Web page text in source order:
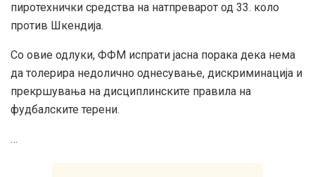
пиротехнички средства на натпреварот од 33. коло
против Шкендија.
Со овие одлуки, ФФМ испрати јасна порака дека нема
да толерира недолично однесување, дискриминација и
прекршувања на дисциплинските правила на
фудбалските терени.
…